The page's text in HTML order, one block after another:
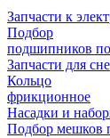
Запчасти к
Подбор
подшипников по
Запчасти для
Кольцо
фрикционное
Насадки и
Подбор мешков